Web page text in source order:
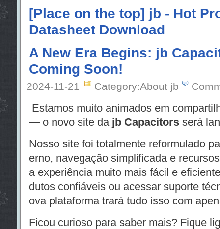
[Place on the top] jb - Hot
Datasheet Download
A New Era Begins: jb
Coming Soon!
2024-11-21 Category:About jb
Estamos muito animados em
— o novo site da jb Capacitorsserá
Nosso site foi totalmente reformulado
erno, navegação simplificada e
a experiência muito mais fácil e
dutos confiáveis ou acessar suporte
ova plataforma trará tudo isso com
Ficou curioso para saber mais? Fique